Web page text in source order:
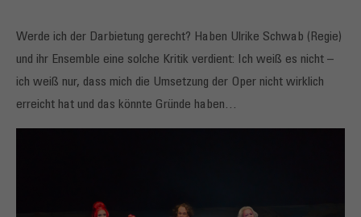
Werde ich der Darbietung gerecht? Haben Ulrike Schwab (Regie)
und ihr Ensemble eine solche Kritik verdient: Ich weiß es nicht –
ich weiß nur, dass mich die Umsetzung der Oper nicht wirklich
erreicht hat und das könnte Gründe haben…